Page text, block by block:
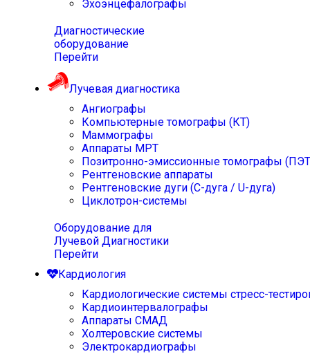
Эхоэнцефалографы
Диагностические
оборудование
Перейти
Лучевая диагностика
Ангиографы
Компьютерные томографы (КТ)
Маммографы
Аппараты МРТ
Позитронно-эмиссионные томографы
Рентгеновские аппараты
Рентгеновские дуги (С-дуга / U-дуга)
Циклотрон-системы
Оборудование для
Лучевой Диагностики
Перейти
Кардиология
Кардиологические системы стресс-
Кардиоинтервалографы
Аппараты СМАД
Холтеровские системы
Электрокардиографы